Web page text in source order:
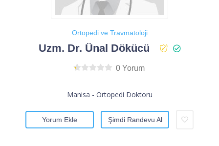
Ortopedi ve Travmatoloji
Uzm. Dr. Ünal Dökücü
0 Yorum
Manisa - Ortopedi Doktoru
Yorum Ekle Şimdi Randevu Al